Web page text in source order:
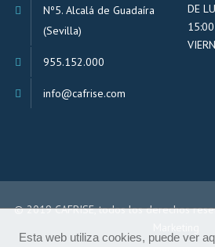
Nº5. Alcalá de Guadaíra
(Sevilla)
955.152.000
info@cafrise.com
DE
15:00
© 2019 CAFRISE, todos los derechos
Esta web utiliza cookies, puede ver